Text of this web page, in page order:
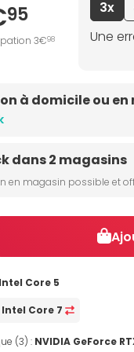
95
3€98
3x
Une
à domicile ou en
dans 2 magasins
en magasin possible et
Intel Core 5
Intel Core 7
(3) : NVIDIA GeForce